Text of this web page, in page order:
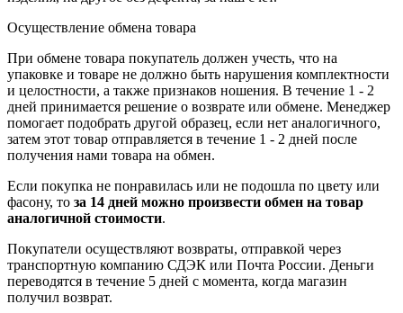
Осуществление обмена товара
При обмене товара покупатель должен учесть, что на
упаковке и товаре не должно быть нарушения комплектности
и целостности, а также признаков ношения. В течение 1 - 2
дней принимается решение о возврате или обмене. Менеджер
помогает подобрать другой образец, если нет аналогичного,
затем этот товар отправляется в течение 1 - 2 дней после
получения нами товара на обмен.
Если покупка не понравилась или не подошла по цвету или
фасону, то за 14 дней можно произвести обмен на товар
аналогичной стоимости.
Покупатели осуществляют возвраты, отправкой через
транспортную компанию СДЭК или Почта России. Деньги
переводятся в течение 5 дней с момента, когда магазин
получил возврат.